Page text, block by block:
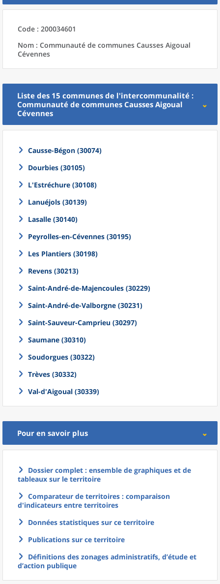
Code : 200034601
Nom : Communauté de communes Causses Aigoual
Cévennes
Liste des 15 communes de l'intercommunalité :
Communauté de communes Causses Aigoual
Cévennes
Causse-Bégon (30074)
Dourbies (30105)
L'Estréchure (30108)
Lanuéjols (30139)
Lasalle (30140)
Peyrolles-en-Cévennes (30195)
Les Plantiers (30198)
Revens (30213)
Saint-André-de-Majencoules (30229)
Saint-André-de-Valborgne (30231)
Saint-Sauveur-Camprieu (30297)
Saumane (30310)
Soudorgues (30322)
Trèves (30332)
Val-d'Aigoual (30339)
Pour en savoir plus
Dossier complet : ensemble de graphiques et de
tableaux sur le territoire
Comparateur de territoires : comparaison
d'indicateurs entre territoires
Données statistiques sur ce territoire
Publications sur ce territoire
Définitions des zonages administratifs, d’étude et
d’action publique